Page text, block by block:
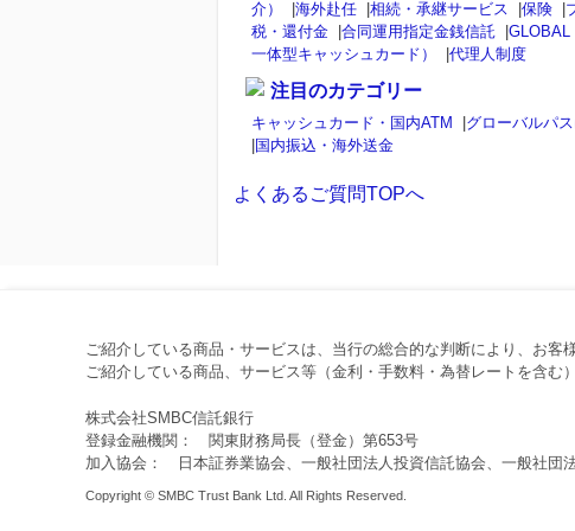
介）
|海外赴任 |相続・承継サービス |保険 |
税・還付金 |合同運用指定金銭信託 |GLOBAL
一体型キャッシュカード）
|代理人制度
注目のカテゴリー
キャッシュカード・国内ATM |グローバルパ
|国内振込・海外送金
よくあるご質問TOPへ
ご紹介している商品・サービスは、当行の総合的な判断により、お客
ご紹介している商品、サービス等（金利・手数料・為替レートを含む
株式会社SMBC信託銀行
登録金融機関： 関東財務局長（登金）第653号
加入協会： 日本証券業協会、一般社団法人投資信託協会、一般社団
Copyright © SMBC Trust Bank Ltd. All Rights Reserved.